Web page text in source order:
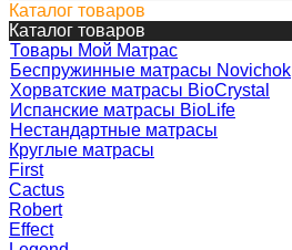
Каталог товаров
Каталог товаров
Товары Мой Матрас
Беспружинные матрасы Novichok
Хорватские матрасы BioCrystal
Испанские матрасы BioLife
Нестандартные матрасы
Круглые матрасы
First
Cactus
Robert
Effect